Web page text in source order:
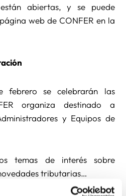
abiertas, y se puede
web de CONFER en la
se celebrarán las
organiza destinado a
y Equipos de
temas de interés sobre
tributarias…